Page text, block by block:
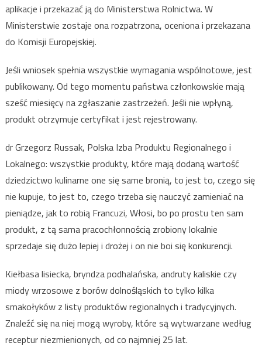
aplikacje i przekazać ją do Ministerstwa Rolnictwa. W
Ministerstwie zostaje ona rozpatrzona, oceniona i przekazana
do Komisji Europejskiej.
Jeśli wniosek spełnia wszystkie wymagania wspólnotowe, jest
publikowany. Od tego momentu państwa członkowskie mają
sześć miesięcy na zgłaszanie zastrzeżeń. Jeśli nie wpłyną,
produkt otrzymuje certyfikat i jest rejestrowany.
dr Grzegorz Russak, Polska Izba Produktu Regionalnego i
Lokalnego: wszystkie produkty, które mają dodaną wartość
dziedzictwo kulinarne one się same bronią, to jest to, czego się
nie kupuje, to jest to, czego trzeba się nauczyć zamieniać na
pieniądze, jak to robią Francuzi, Włosi, bo po prostu ten sam
produkt, z tą sama pracochłonnością zrobiony lokalnie
sprzedaje się dużo lepiej i drożej i on nie boi się konkurencji.
Kiełbasa lisiecka, bryndza podhalańska, andruty kaliskie czy
miody wrzosowe z borów dolnośląskich to tylko kilka
smakołyków z listy produktów regionalnych i tradycyjnych.
Znaleźć się na niej mogą wyroby, które są wytwarzane według
receptur niezmienionych, od co najmniej 25 lat.